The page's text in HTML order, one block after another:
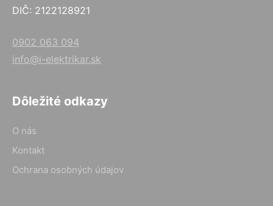
DIČ: 2122128921
0902 063 094
info@i-elektrikar.sk
Dôležité odkazy
O nás
Kontakt
Ochrana osobných údajov